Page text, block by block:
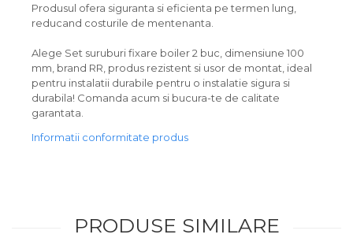
Produsul ofera siguranta si eficienta pe termen lung,
reducand costurile de mentenanta.
Alege Set suruburi fixare boiler 2 buc, dimensiune 100
mm, brand RR, produs rezistent si usor de montat, ideal
pentru instalatii durabile pentru o instalatie sigura si
durabila! Comanda acum si bucura-te de calitate
garantata.
Informatii conformitate produs
PRODUSE SIMILARE